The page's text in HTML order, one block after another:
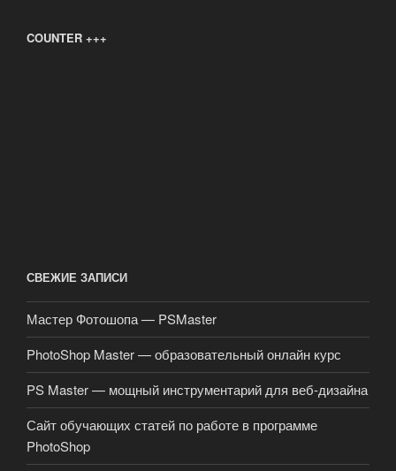
COUNTER +++
СВЕЖИЕ ЗАПИСИ
Мастер Фотошопа — PSMaster
PhotoShop Master — образовательный онлайн курс
PS Master — мощный инструментарий для веб-дизайна
Сайт обучающих статей по работе в программе
PhotoShop